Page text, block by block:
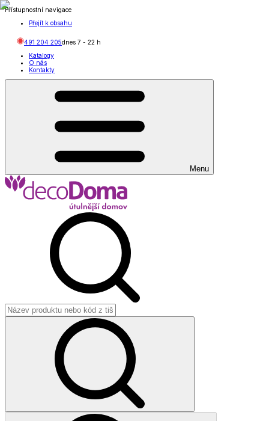
Přístupnostní navigace
Přejít k obsahu
491 204 205dnes 7 - 22 h
Katalogy
O nás
Kontakty
Menu